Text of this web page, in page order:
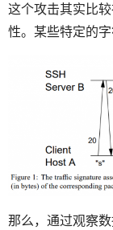
这个攻击其实比
性。某些特定的
那么，通过观察